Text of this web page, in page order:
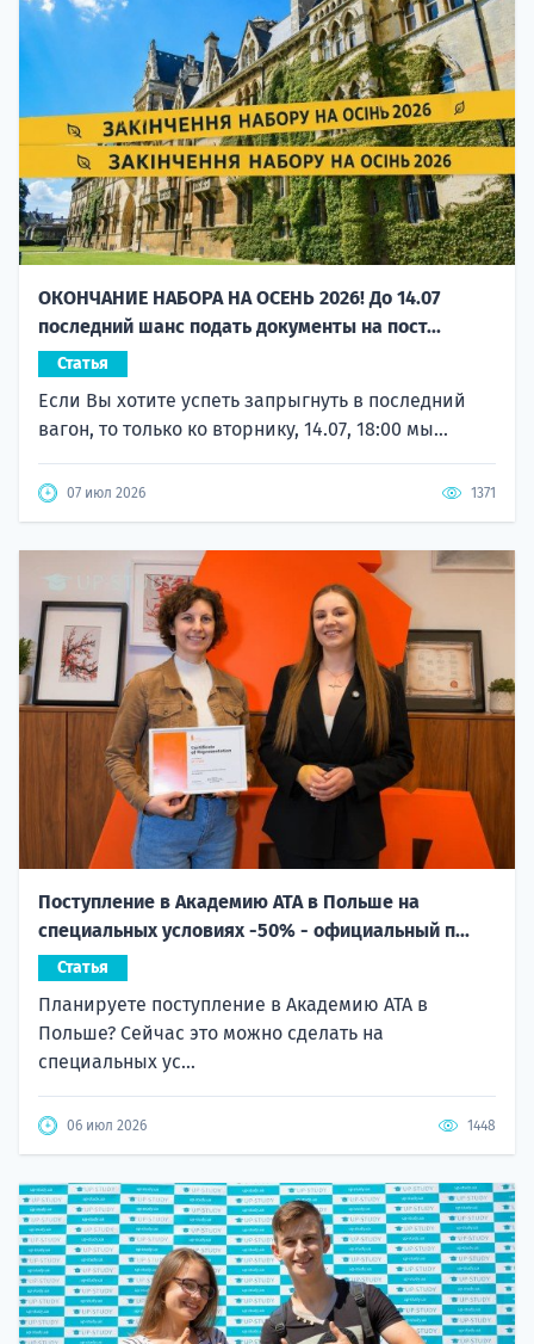
ОКОНЧАНИЕ НАБОРА НА ОСЕНЬ 2026! До 14.07
последний шанс подать документы на пост...
Статья
Если Вы хотите успеть запрыгнуть в последний
вагон, то только ко вторнику, 14.07, 18:00 мы...
07 июл 2026 1371
Поступление в Академию ATA в Польше на
специальных условиях -50% - официальный п...
Статья
Планируете поступление в Академию ATA в
Польше? Сейчас это можно сделать на
специальных ус...
06 июл 2026 1448